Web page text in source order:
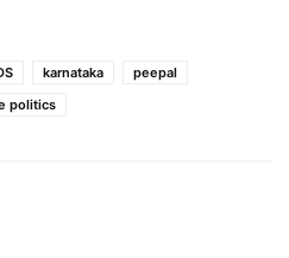
karnataka
peepal
politics